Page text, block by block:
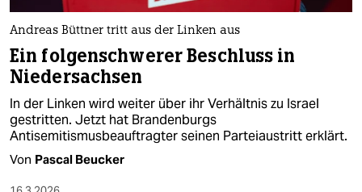
Andreas Büttner tritt aus der Linken aus
Ein folgenschwerer Beschluss in
Niedersachsen
In der Linken wird weiter über ihr Verhältnis zu Israel
gestritten. Jetzt hat Brandenburgs
Antisemitismusbeauftragter seinen Parteiaustritt erklärt.
Von Pascal Beucker